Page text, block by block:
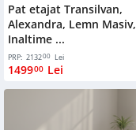
Pat etajat Transilvan,
Alexandra, Lemn Masiv,
Inaltime ...
PRP: 213200 Lei
149900 Lei